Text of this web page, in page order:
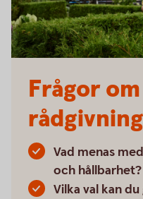
Frågor
Vad menas
och hållbarhet?
Vilka val kan